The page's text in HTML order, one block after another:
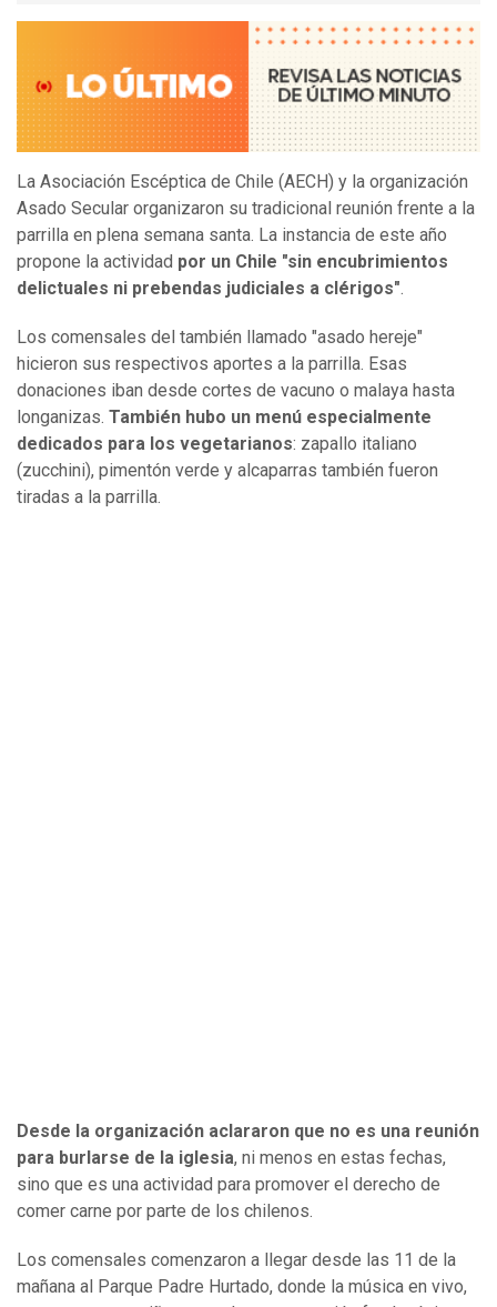
La Asociación Escéptica de Chile (AECH) y la organización
Asado Secular organizaron su tradicional reunión frente a la
parrilla en plena semana santa. La instancia de este año
propone la actividad por un Chile "sin encubrimientos
delictuales ni prebendas judiciales a clérigos".
Los comensales del también llamado "asado hereje"
hicieron sus respectivos aportes a la parrilla. Esas
donaciones iban desde cortes de vacuno o malaya hasta
longanizas. También hubo un menú especialmente
dedicados para los vegetarianos: zapallo italiano
(zucchini), pimentón verde y alcaparras también fueron
tiradas a la parrilla.
Desde la organización aclararon que no es una reunión
para burlarse de la iglesia, ni menos en estas fechas,
sino que es una actividad para promover el derecho de
comer carne por parte de los chilenos.
Los comensales comenzaron a llegar desde las 11 de la
mañana al Parque Padre Hurtado, donde la música en vivo,